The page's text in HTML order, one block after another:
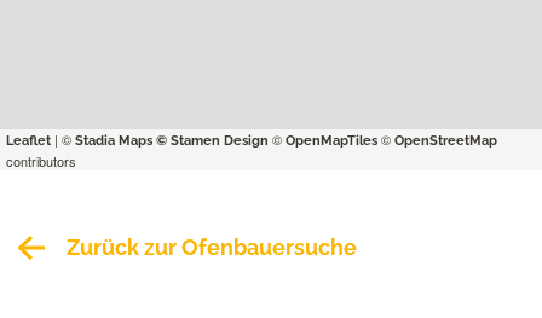
Leaflet | © Stadia Maps © Stamen Design © OpenMapTiles © OpenStreetMap
contributors
Zurück zur Ofenbauersuche